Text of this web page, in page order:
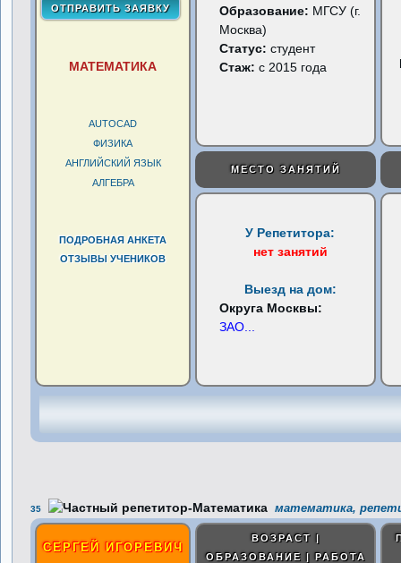
МАТЕМАТИКА
AUTOCAD
ФИЗИКА
АНГЛИЙСКИЙ ЯЗЫК
АЛГЕБРА
ПОДРОБНАЯ АНКЕТА
ОТЗЫВЫ УЧЕНИКОВ
Образование: МГСУ (г.
Москва)
Статус:студент
Стаж: с 2015 года
МЕСТО ЗАНЯТИЙ
У Репетитора:
нет занятий
Выезд на дом:
Округа Москвы:
ЗАО
35 математика,
СЕРГЕЙ ИГОРЕВИЧ
ВОЗРАСТ |
ОБРАЗОВАНИЕ | РАБОТА